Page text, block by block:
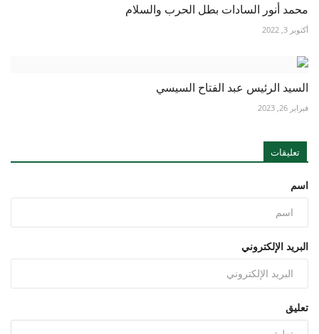
محمد أنور السادات بطل الحرب والسلام
أكتوبر 3, 2022
السيد الرئيس عبد الفتاح السيسي
فبراير 26, 2023
تعليقات
اسم
البريد الإلكتروني
تعليق